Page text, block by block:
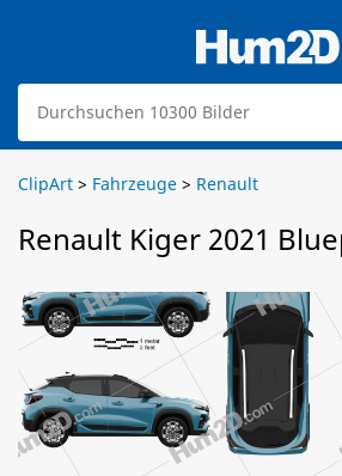
ClipArt > Fahrzeuge > Renault
Renault Kiger 2021